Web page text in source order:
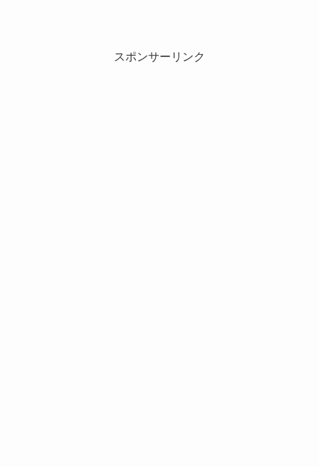
スポンサーリンク